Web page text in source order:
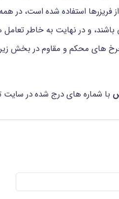
فریزرها استفاده شده است، در
و در نهایت به خاطر
های محکم و مقاوم در بخش
با شماره های درج شده در